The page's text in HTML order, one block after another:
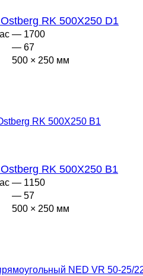
RK 500Х250 D1
— 1700
— 67
500 × 250 мм
RK 500Х250 B1
— 1150
— 57
500 × 250 мм